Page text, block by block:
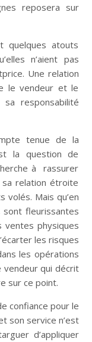
reposera sur
quelques atouts
n’aient pas
Une relation
le vendeur et le
responsabilité
tenue de la
la question de
à rassurer
relation étroite
Mais qu’en
fleurissantes
ventes physiques
les risques
les opérations
vendeur qui décrit
sur ce point.
confiance pour le
son service n’est
d’appliquer